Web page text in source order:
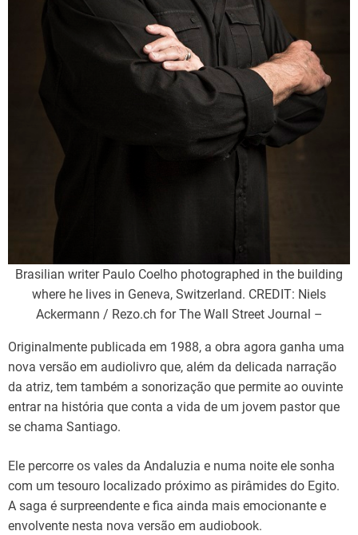
Brasilian writer Paulo Coelho photographed in the building
where he lives in Geneva, Switzerland. CREDIT: Niels
Ackermann / Rezo.ch for The Wall Street Journal –
Originalmente publicada em 1988, a obra agora ganha uma
nova versão em audiolivro que, além da delicada narração
da atriz, tem também a sonorização que permite ao ouvinte
entrar na história que conta a vida de um jovem pastor que
se chama Santiago.
Ele percorre os vales da Andaluzia e numa noite ele sonha
com um tesouro localizado próximo as pirâmides do Egito.
A saga é surpreendente e fica ainda mais emocionante e
envolvente nesta nova versão em audiobook.